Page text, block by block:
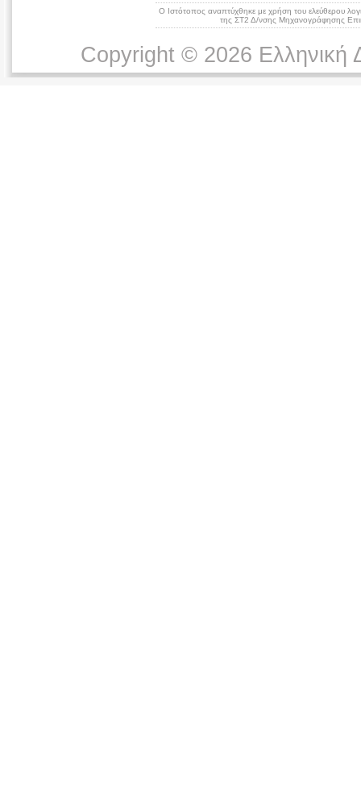
Ο Ιστότοπος αναπτύχθηκε με χρήση του ελεύθερου
της ΣΤ2 Δ/νσης Μηχανογράφησης
Copyright © 2026